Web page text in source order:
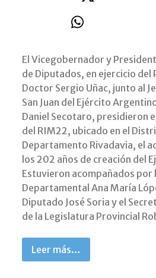
El Vicegobernador y
de Diputados, en ejercicio del
Doctor Sergio Uñac, junto al
San Juan del Ejército
Daniel Secotaro, presidieron
del RIM22, ubicado en el
Departamento Rivadavia, el
los 202 años de creación del
Estuvieron acompañados por
Departamental Ana María
Diputado José Soria y el
de la Legislatura Provincial
Leer más…